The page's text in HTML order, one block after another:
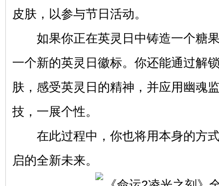
皮肤，以参与节日活动。
如果你正在英灵日中铸造一个糖果
一个新的英灵日徽标。你还能通过解
肤，感受英灵日的精神，并应用幽魂
技，一展个性。
在此过程中，你也将用本身的方式
启的全新未来。